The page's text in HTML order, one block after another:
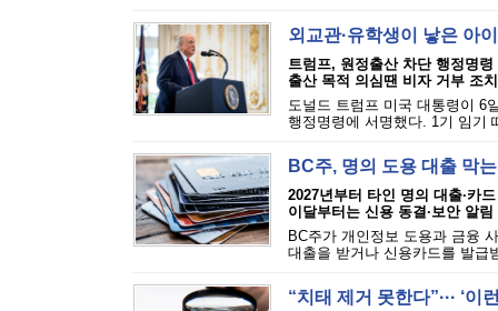
외교관·유학생이 낳은 아
트럼프, 원정출산 차단 행정명령
출산 목적 의심땐 비자 거부 조치
도널드 트럼프 미국 대통령이 6
행정명령에 서명했다. 1기 임기
BC주, 명의 도용 대출 막
2027년부터 타인 명의 대출·카
이달부터는 신용 동결·보안 알
BC주가 개인정보 도용과 금융
대출을 받거나 신용카드를 발급
“치태 제거 못한다”··· ‘